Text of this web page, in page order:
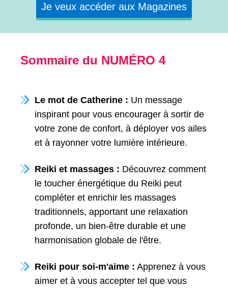
Je veux accéder aux Magazines
Sommaire du NUMÉRO 4
Le mot de Catherine : Un message
inspirant pour vous encourager à sortir de
votre zone de confort, à déployer vos ailes
et à rayonner votre lumière intérieure.
Reiki et massages : Découvrez comment
le toucher énergétique du Reiki peut
compléter et enrichir les massages
traditionnels, apportant une relaxation
profonde, un bien-être durable et une
harmonisation globale de l'être.
Reiki pour soi-m'aime : Apprenez à vous
aimer et à vous accepter tel que vous